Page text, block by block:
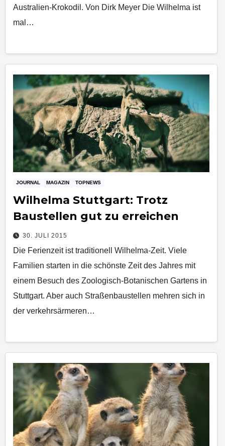
Australien-Krokodil. Von Dirk Meyer Die Wilhelma ist
mal…
JOURNAL MAGAZIN TOPNEWS
Wilhelma Stuttgart: Trotz
Baustellen gut zu erreichen
30. JULI 2015
Die Ferienzeit ist traditionell Wilhelma-Zeit. Viele
Familien starten in die schönste Zeit des Jahres mit
einem Besuch des Zoologisch-Botanischen Gartens in
Stuttgart. Aber auch Straßenbaustellen mehren sich in
der verkehrsärmeren…